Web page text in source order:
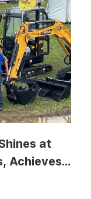
at
Achieves